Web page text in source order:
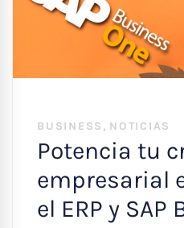
BUSINESS , NOTICIAS
Potencia tu
empresarial
el ERP y